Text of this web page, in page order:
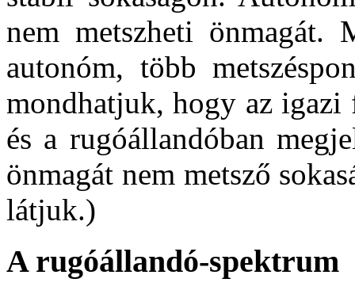
nem metszheti önmagát.
autonóm, több
mondhatjuk, hogy az
és a rugóállandóban
önmagát nem metsző
látjuk.)
A rugóállandó-spektrum